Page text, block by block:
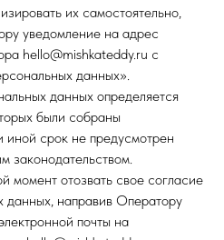
их самостоятельно,
уведомление на адрес
hello@mishkateddy.ru с
данных».
данных определяется
были собраны
срок не предусмотрен
законодательством.
момент отозвать свое согласие
данных, направив Оператору
почты на